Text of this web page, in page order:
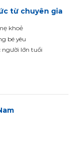
từ chuyên gia
khoẻ
bé yêu
người lớn tuổi